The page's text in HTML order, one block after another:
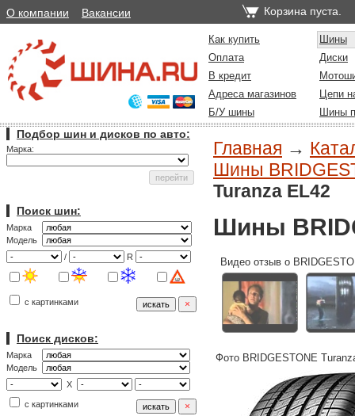
О компании Вакансии Корзина пуста.
Как купить
Шины
Оплата
Диски
В кредит
Адреса магазинов
Цепи
Б/У шины
Шины
Подбор шин и дисков по авто:
Марка:
Поиск шин:
Марка
Модель
/
R
с картинками
Поиск дисков:
Марка
Модель
X
с картинками
Главная →
Шины
Turanza EL42
Шины
Видео отзыв о
Фото BRIDGESTONE